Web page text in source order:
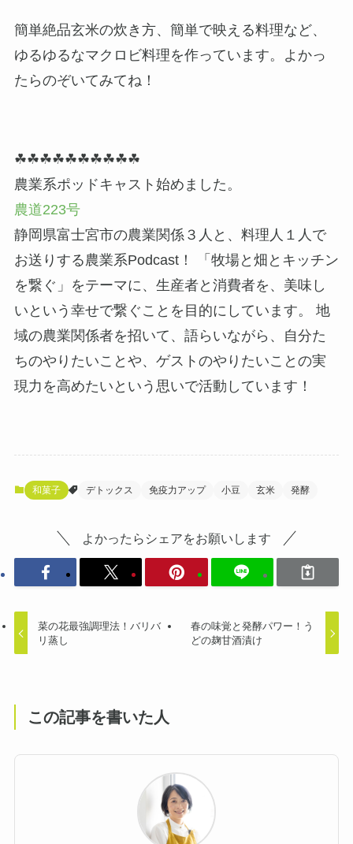
簡単絶品玄米の炊き方、簡単で映える料理など、
ゆるゆるなマクロビ料理を作っています。よかっ
たらのぞいてみてね！
☘☘☘☘☘☘☘☘☘☘
農業系ポッドキャスト始めました。
農道223号
静岡県富士宮市の農業関係３人と、料理人１人で
お送りする農業系Podcast！ 「牧場と畑とキッチン
を繋ぐ」をテーマに、生産者と消費者を、美味し
いという幸せで繋ぐことを目的にしています。 地
域の農業関係者を招いて、語らいながら、自分た
ちのやりたいことや、ゲストのやりたいことの実
現力を高めたいという思いで活動しています！
和菓子 デトックス 免疫力アップ 小豆 玄米 発酵
よかったらシェアをお願いします
菜の花最強調理法！バリバ
リ蒸し
春の味覚と発酵パワー！う
どの麹甘酒漬け
この記事を書いた人